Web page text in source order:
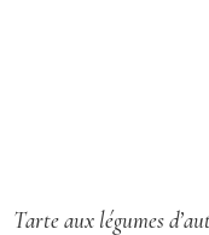
Tarte aux légumes